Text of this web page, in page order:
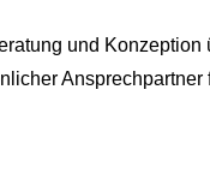
und Konzeption